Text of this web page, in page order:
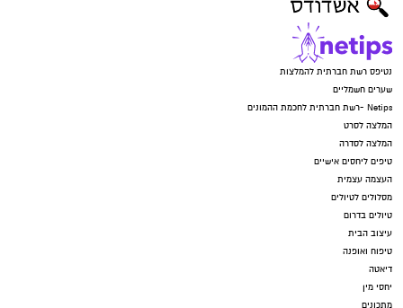
נטיפס רשת חברתית להמלצות
שערים חשמליים
Netips -רשת חברתית לחכמת ההמונים
המלצה לסרט
המלצה לסדרה
טיפים ליחסים אישיים
העצמה עצמית
מסלולים לטיולים
טיולים בדרום
עיצוב הבית
טיפוח ואופנה
דיאטה
יחסי מין
מתכונים